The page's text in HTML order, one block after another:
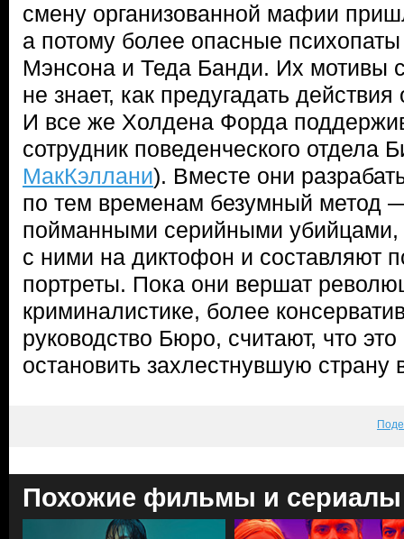
смену организованной мафии
а потому более опасные
Мэнсона и Теда Банди. Их мотивы
не знает, как предугадать
И все же Холдена Форда
сотрудник поведенческого отдела
МакКэллани). Вместе они
по тем временам безумный метод
пойманными серийными убийцами,
с ними на диктофон и составляют
портреты. Пока они вершат
криминалистике, более
руководство Бюро, считают, что
остановить захлестнувшую
Похожие фильмы и сериалы